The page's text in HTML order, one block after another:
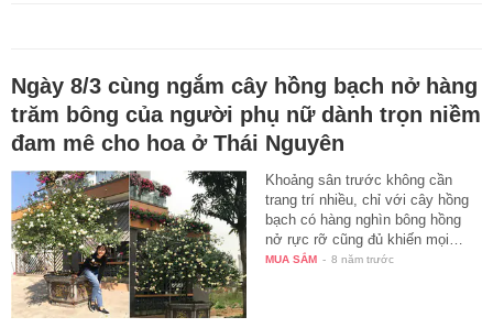
Ngày 8/3 cùng ngắm cây hồng bạch nở hàng
trăm bông của người phụ nữ dành trọn niềm
đam mê cho hoa ở Thái Nguyên
Khoảng sân trước không cần
trang trí nhiều, chỉ với cây hồng
bạch có hàng nghìn bông hồng
nở rực rỡ cũng đủ khiến mọi…
MUA SẮM - 8 năm trước